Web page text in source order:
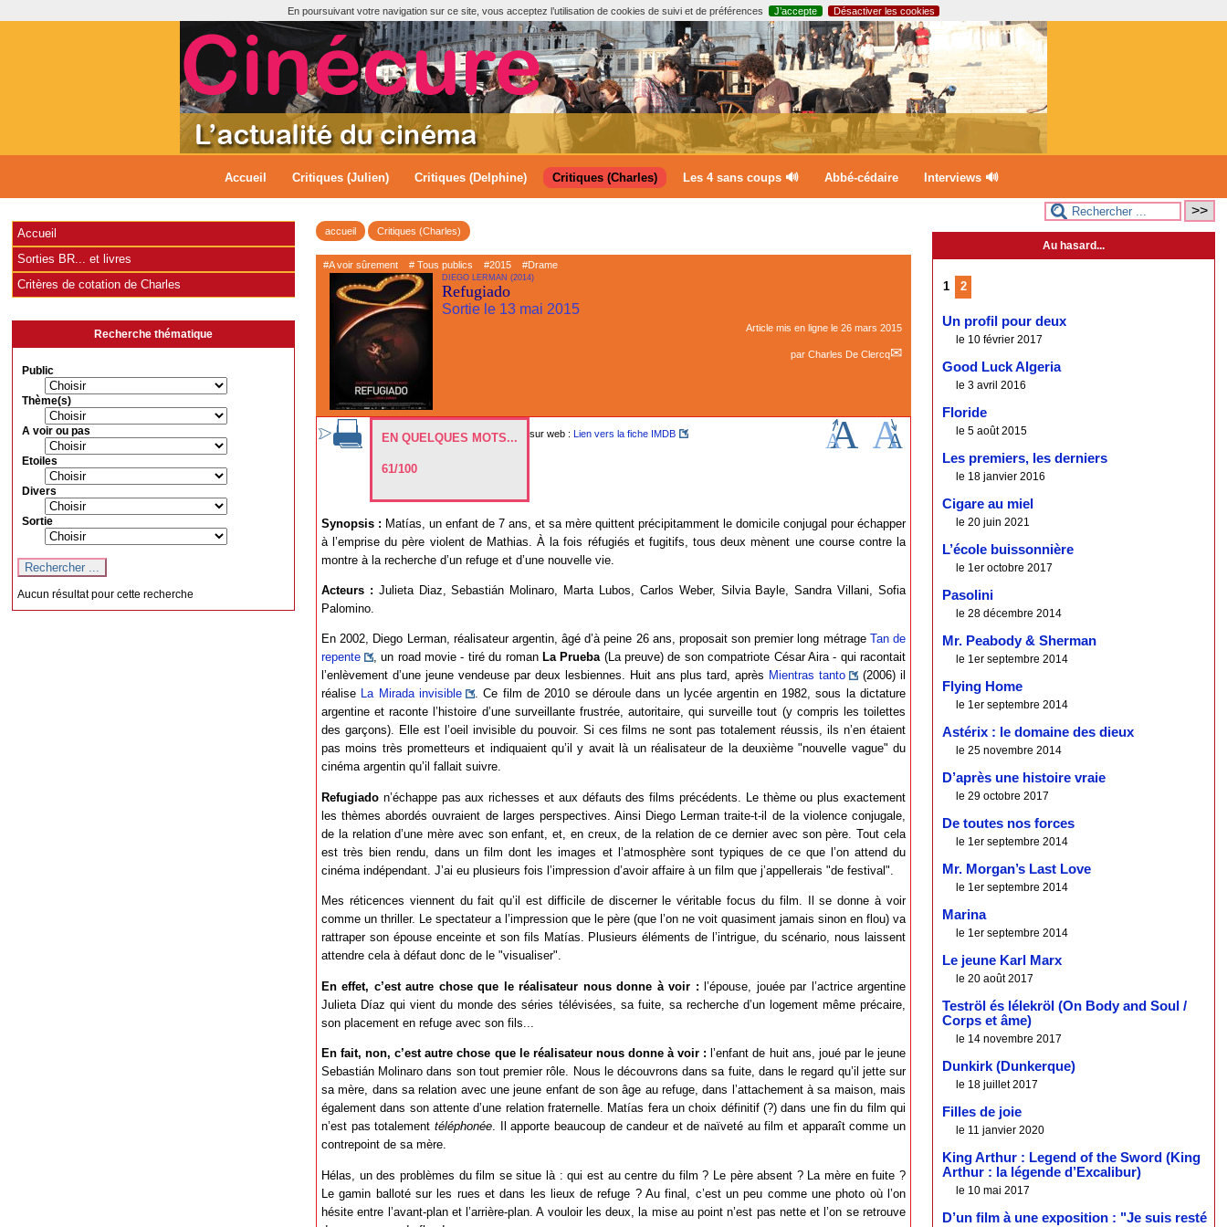
En poursuivant votre navigation sur ce site, vous acceptez l’utilisation de cookies de suivi et de préférences J’accepte Désactiver les cookies
Accueil Critiques (Julien) Critiques (Delphine) Critiques (Charles) Les 4 sans coups 🔊 Abbé-cédaire Interviews 🔊
accueil Critiques (Charles)
#A voir sûrement # Tous publics #2015 #Drame
DIEGO LERMAN (2014)
Refugiado
Sortie le 13 mai 2015
Article mis en ligne le 26 mars 2015
par Charles De Clercq
EN QUELQUES MOTS...
61/100
sur web : Lien vers la fiche IMDB
Synopsis : Matías, un enfant de 7 ans, et sa mère quittent précipitamment le domicile conjugal pour échapper
à l’emprise du père violent de Mathias. À la fois réfugiés et fugitifs, tous deux mènent une course contre la
montre à la recherche d’un refuge et d’une nouvelle vie.
Acteurs : Julieta Diaz, Sebastián Molinaro, Marta Lubos, Carlos Weber, Silvia Bayle, Sandra Villani, Sofia
Palomino.
En 2002, Diego Lerman, réalisateur argentin, âgé d’à peine 26 ans, proposait son premier long métrage Tan de
repente
, un road movie - tiré du roman La Prueba(La preuve) de son compatriote César Aira - qui racontait
l’enlèvement d’une jeune vendeuse par deux lesbiennes. Huit ans plus tard, après Mientras tanto
(2006) il
réalise La Mirada invisible
. Ce film de 2010 se déroule dans un lycée argentin en 1982, sous la dictature
argentine et raconte l’histoire d’une surveillante frustrée, autoritaire, qui surveille tout (y compris les toilettes
des garçons). Elle est l’oeil invisible du pouvoir. Si ces films ne sont pas totalement réussis, ils n’en étaient
pas moins très prometteurs et indiquaient qu’il y avait là un réalisateur de la deuxième "nouvelle vague" du
cinéma argentin qu’il fallait suivre.
Refugiado n’échappe pas aux richesses et aux défauts des films précédents. Le thème ou plus exactement
les thèmes abordés ouvraient de larges perspectives. Ainsi Diego Lerman traite-t-il de la violence conjugale,
de la relation d’une mère avec son enfant, et, en creux, de la relation de ce dernier avec son père. Tout cela
est très bien rendu, dans un film dont les images et l’atmosphère sont typiques de ce que l’on attend du
cinéma indépendant. J’ai eu plusieurs fois l’impression d’avoir affaire à un film que j’appellerais "de festival".
Mes réticences viennent du fait qu’il est difficile de discerner le véritable focus du film. Il se donne à voir
comme un thriller. Le spectateur a l’impression que le père (que l’on ne voit quasiment jamais sinon en flou) va
rattraper son épouse enceinte et son fils Matías. Plusieurs éléments de l’intrigue, du scénario, nous laissent
attendre cela à défaut donc de le "visualiser".
En effet, c’est autre chose que le réalisateur nous donne à voir : l’épouse, jouée par l’actrice argentine
Julieta Díaz qui vient du monde des séries télévisées, sa fuite, sa recherche d’un logement même précaire,
son placement en refuge avec son fils...
En fait, non, c’est autre chose que le réalisateur nous donne à voir : l’enfant de huit ans, joué par le jeune
Sebastián Molinaro dans son tout premier rôle. Nous le découvrons dans sa fuite, dans le regard qu’il jette sur
sa mère, dans sa relation avec une jeune enfant de son âge au refuge, dans l’attachement à sa maison, mais
également dans son attente d’une relation fraternelle. Matías fera un choix définitif (?) dans une fin du film qui
n’est pas totalement téléphonée. Il apporte beaucoup de candeur et de naïveté au film et apparaît comme un
contrepoint de sa mère.
Hélas, un des problèmes du film se situe là : qui est au centre du film ? Le père absent ? La mère en fuite ?
Le gamin balloté sur les rues et dans les lieux de refuge ? Au final, c’est un peu comme une photo où l’on
hésite entre l’avant-plan et l’arrière-plan. A vouloir les deux, la mise au point n’est pas nette et l’on se retrouve
Accueil
Sorties BR... et livres
Critères de cotation de Charles
Recherche thématique
Public
Thème(s)
A voir ou pas
Etoiles
Divers
Sortie
Aucun résultat pour cette recherche
Au hasard...
1 2
Un profil pour deux
le 10 février 2017
Good Luck Algeria
le 3 avril 2016
Floride
le 5 août 2015
Les premiers, les derniers
le 18 janvier 2016
Cigare au miel
le 20 juin 2021
L’école buissonnière
le 1er octobre 2017
Pasolini
le 28 décembre 2014
Mr. Peabody & Sherman
le 1er septembre 2014
Flying Home
le 1er septembre 2014
Astérix : le domaine des dieux
le 25 novembre 2014
D’après une histoire vraie
le 29 octobre 2017
De toutes nos forces
le 1er septembre 2014
Mr. Morgan’s Last Love
le 1er septembre 2014
Marina
le 1er septembre 2014
Le jeune Karl Marx
le 20 août 2017
Teströl és lélekröl (On Body and Soul /
Corps et âme)
le 14 novembre 2017
Dunkirk (Dunkerque)
le 18 juillet 2017
Filles de joie
le 11 janvier 2020
King Arthur : Legend of the Sword (King
Arthur : la légende d’Excalibur)
le 10 mai 2017
D’un film à une exposition : "Je suis resté